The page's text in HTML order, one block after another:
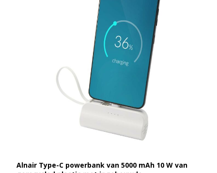
Alnair Type-C powerbank van 5000 mAh 10 W van